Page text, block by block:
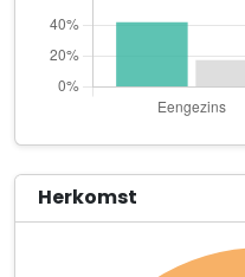
Kendracares
Appelweg 134
Manu Avenue
Herkomst